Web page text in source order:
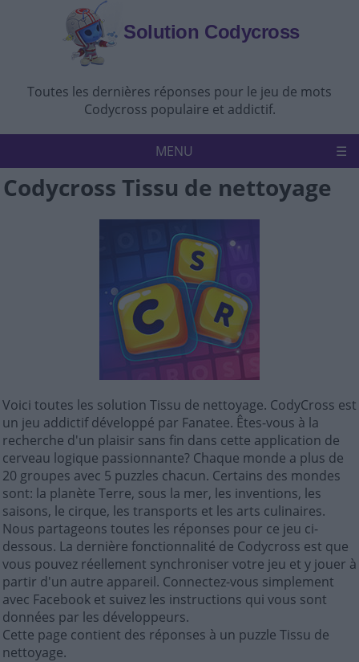
Solution Codycross
Toutes les dernières réponses pour le jeu de mots
Codycross populaire et addictif.
MENU
Accueil Politique de confidentialité
Codycross Tissu de nettoyage
Voici toutes les solution Tissu de nettoyage. CodyCross est
un jeu addictif développé par Fanatee. Êtes-vous à la
recherche d'un plaisir sans fin dans cette application de
cerveau logique passionnante? Chaque monde a plus de
20 groupes avec 5 puzzles chacun. Certains des mondes
sont: la planète Terre, sous la mer, les inventions, les
saisons, le cirque, les transports et les arts culinaires.
Nous partageons toutes les réponses pour ce jeu ci-
dessous. La dernière fonctionnalité de Codycross est que
vous pouvez réellement synchroniser votre jeu et y jouer à
partir d'un autre appareil. Connectez-vous simplement
avec Facebook et suivez les instructions qui vous sont
données par les développeurs.
Cette page contient des réponses à un puzzle Tissu de
nettoyage.